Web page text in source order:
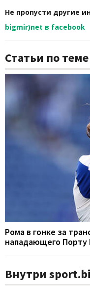
Не пропусти другие
bigmir)net в facebook
Статьи по теме
Рома в гонке за
нападающего
Внутри